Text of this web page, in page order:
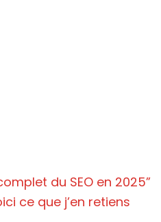
du SEO en 2025”
ce que j’en retiens